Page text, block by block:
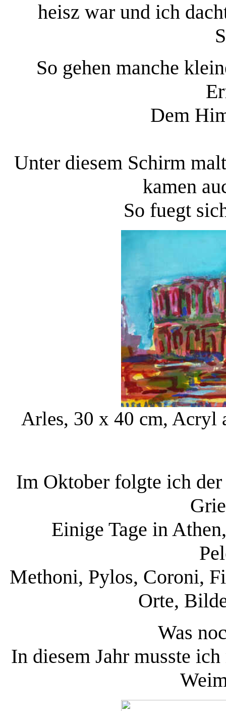
heisz war und ich
So gehen manche
Dem
Unter diesem Schirm
kamen
So fuegt
Arles, 30 x 40 cm, Acryl
Im Oktober folgte ich
Einige Tage in
Methoni, Pylos, Coroni,
Orte,
Was
In diesem Jahr musste